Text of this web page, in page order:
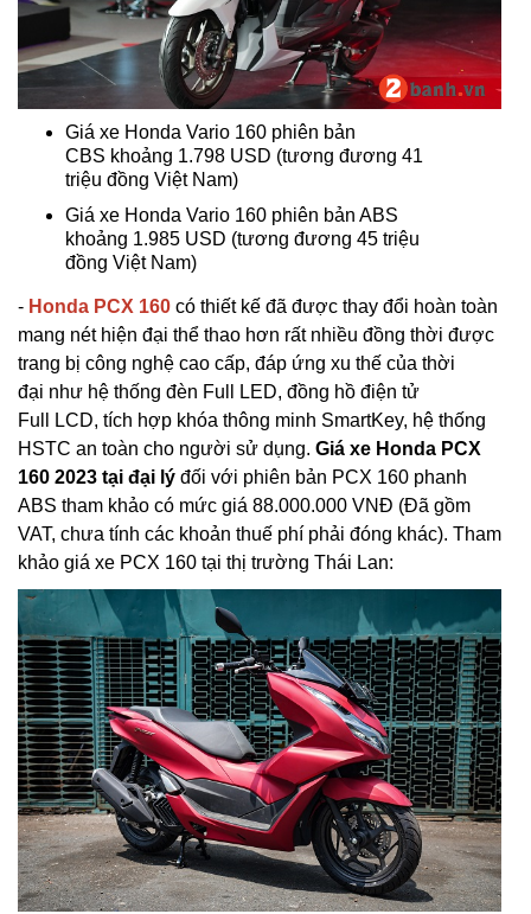
Giá xe Honda Vario 160 phiên bản
CBS khoảng 1.798 USD (tương đương 41
triệu đồng Việt Nam)
Giá xe Honda Vario 160 phiên bản ABS
khoảng 1.985 USD (tương đương 45 triệu
đồng Việt Nam)
- Honda PCX 160 có thiết kế đã được thay đổi hoàn toàn
mang nét hiện đại thể thao hơn rất nhiều đồng thời được
trang bị công nghệ cao cấp, đáp ứng xu thế của thời
đại như hệ thống đèn Full LED, đồng hồ điện tử
Full LCD, tích hợp khóa thông minh SmartKey, hệ thống
HSTC an toàn cho người sử dụng. Giá xe Honda PCX
160 2023 tại đại lý đối với phiên bản PCX 160 phanh
ABS tham khảo có mức giá 88.000.000 VNĐ (Đã gồm
VAT, chưa tính các khoản thuế phí phải đóng khác). Tham
khảo giá xe PCX 160 tại thị trường Thái Lan: